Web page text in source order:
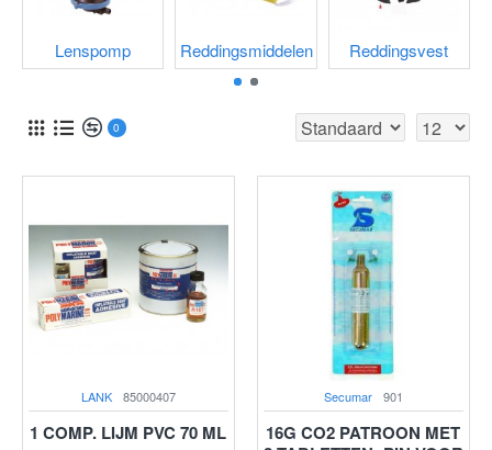
Lenspomp Reddingsmiddelen Reddingsvest
0
LANK 85000407
1 COMP. LIJM PVC 70 ML
Secumar 901
16G CO2 PATROON MET